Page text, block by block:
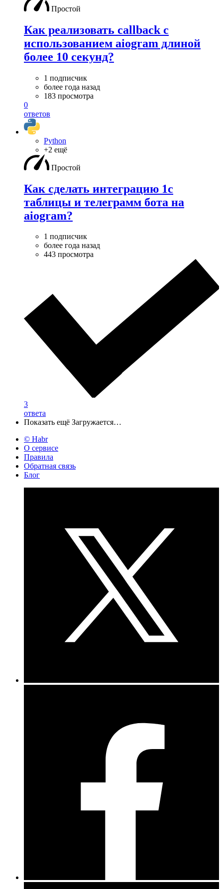
Простой
Как реализовать callback c
использованием aiogram длиной
более 10 секунд?
1 подписчик
более года назад
183 просмотра
0
ответов
Python
+2 ещё
Простой
Как сделать интеграцию 1c
таблицы и телеграмм бота на
aiogram?
1 подписчик
более года назад
443 просмотра
3
ответа
Показать ещё Загружается…
© Habr
О сервисе
Правила
Обратная связь
Блог